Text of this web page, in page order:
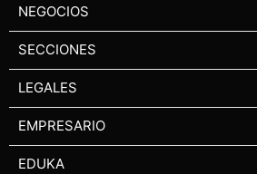
NEGOCIOS
SECCIONES
LEGALES
EMPRESARIO
EDUKA